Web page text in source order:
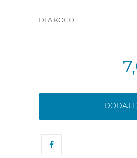
DLA KOGO
DODAJ